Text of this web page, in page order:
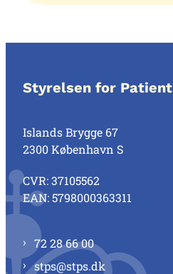
Styrelsen for
Islands Brygge 67
2300 København S
CVR: 37105562
EAN: 5798000363311
72 28 66 00
stps@stps.dk